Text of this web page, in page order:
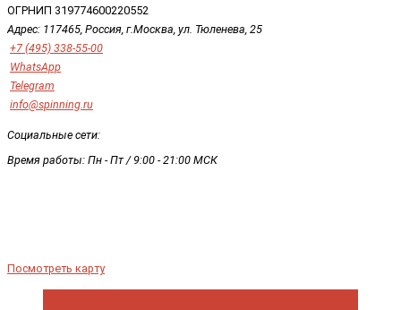
ОГРНИП 319774600220552
Адрес: 117465 , Россия, г.Москва ул. Тюленева, 25
+7 (495) 338-55-00
WhatsApp
Telegram
info@spinning.ru
Социальные сети:
Время работы: Пн - Пт / 9:00 - 21:00 МСК
Посмотреть карту